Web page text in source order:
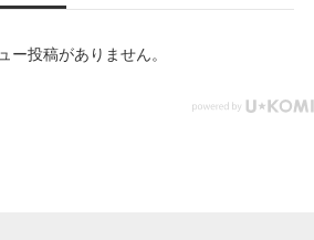
ー投稿がありません。